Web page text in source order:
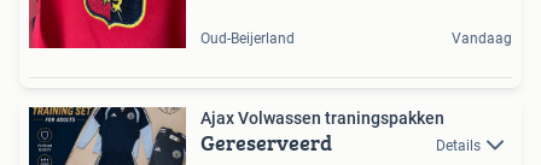
Oud-Beijerland Vandaag
Ajax Volwassen traningspakken
Gereserveerd Details